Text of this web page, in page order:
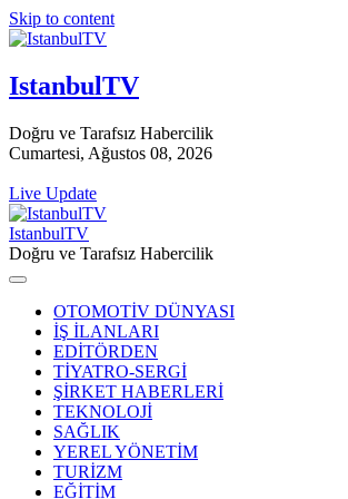
Skip to content
IstanbulTV
Doğru ve Tarafsız Habercilik
Cumartesi, Ağustos 08, 2026
Live Update
IstanbulTV
Doğru ve Tarafsız Habercilik
OTOMOTİV DÜNYASI
İŞ İLANLARI
EDİTÖRDEN
TİYATRO-SERGİ
ŞİRKET HABERLERİ
TEKNOLOJİ
SAĞLIK
YEREL YÖNETİM
TURİZM
EĞİTİM